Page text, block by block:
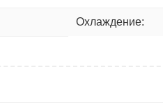
Охлаждение: